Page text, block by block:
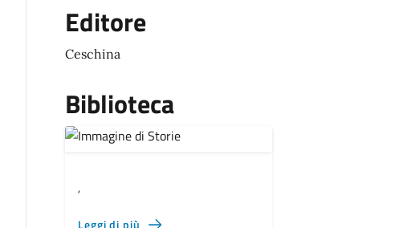
Editore
Ceschina
Biblioteca
,
Leggi di più